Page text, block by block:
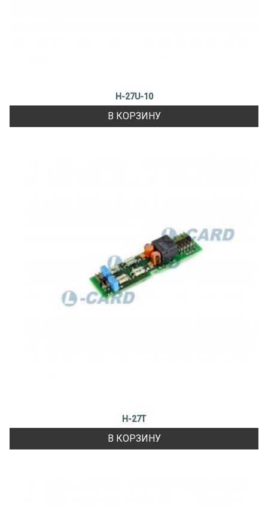
H-27U-10
В КОРЗИНУ
H-27T
В КОРЗИНУ